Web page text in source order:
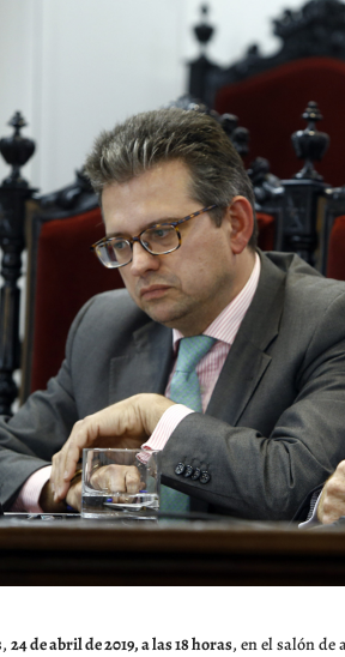
24 de abril de 2019, a las 18 horas, en el salón de